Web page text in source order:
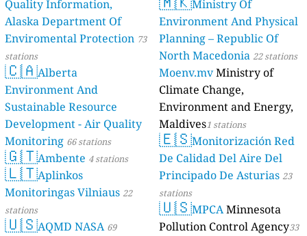
Quality Information,
Alaska Department Of
Enviromental Protection 73
stations
🇨🇦Alberta
Environment And
Sustainable Resource
Development - Air Quality
Monitoring 66 stations
🇬🇹Ambente 4 stations
🇱🇹Aplinkos
Monitoringas Vilniaus 22
stations
🇺🇸AQMD NASA 69
Ministry Of
Environment And Physical
Planning – Republic Of
North Macedonia 22 stations
Moenv.mvMinistry of
Climate Change,
Environment and Energy,
Maldives1 stations
🇪🇸Monitorización Red
De Calidad Del Aire Del
Principado De Asturias 23
stations
🇺🇸MPCAMinnesota
Pollution Control Agency33